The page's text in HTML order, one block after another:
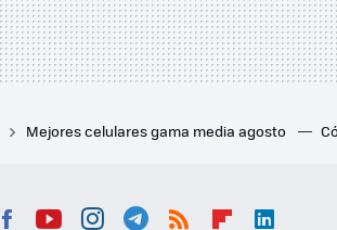
Mejores celulares gama media agosto